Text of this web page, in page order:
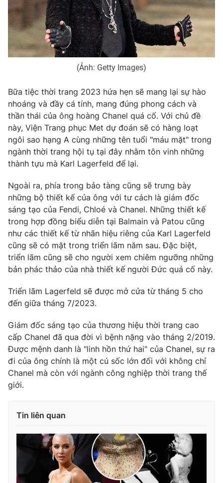
Chuyên mục khác
Emagazine Podcast
Photo Infographic
VTV Money VTV Thể thao
VTV Sức khoẻ Bất động sản
Thị trường 24h Tấm lòng Việt
VTV4 Vươn mình bằng AI
VTV9 VTV8
Liên hệ tòa soạn English
THỜI BÁO VTV
Theo dõi báo trên
Cơ quan chủ quản:
Giấy phép hoạt động báo in và báo điện tử số 483/GP-BTTTT
cấp ngày 29/12/2023
Tổng Biên tập:Vũ Thanh Thủy
Phó Tổng Biên tập:Nguyễn Thị Mỹ Hạnh, Phạm Quốc Thắng,
Nguyễn Trọng Ninh
Tổng đài VTV:024.38 355 931 - 024.38 355 932
(Ảnh: Getty Images)
Bữa tiệc thời trang 2023 hứa hẹn sẽ mang lại sự hào
nhoáng và đầy cá tính, mang đúng phong cách và
thần thái của ông hoàng Chanel quá cố. Với chủ đề
này, Viện Trang phục Met dự đoán sẽ có hàng loạt
ngôi sao hạng A cùng những tên tuổi "máu mặt" trong
ngành thời trang hội tụ tại đây nhằm tôn vinh những
thành tựu mà Karl Lagerfeld để lại.
Ngoài ra, phía trong bảo tàng cũng sẽ trưng bày
những bộ thiết kế của ông với tư cách là giám đốc
sáng tạo của Fendi, Chloé và Chanel. Những thiết kế
trong hợp đồng biểu diễn tại Balmain và Patou cũng
như các thiết kế từ nhãn hiệu riêng của Karl Lagerfeld
cũng sẽ có mặt trong triển lãm năm sau. Đặc biệt,
triển lãm cũng sẽ cho người xem chiêm ngưỡng những
bản phác thảo của nhà thiết kế người Đức quá cố này.
Triển lãm Lagerfeld sẽ được mở cửa từ tháng 5 cho
đến giữa tháng 7/2023.
Giám đốc sáng tạo của thương hiệu thời trang cao
cấp Chanel đã qua đời vì bệnh nặng vào tháng 2/2019.
Được mệnh danh là "linh hồn thứ hai" của Chanel, sự ra
đi của ông chính là một cú sốc lớn đối với không chỉ
Chanel mà còn với ngành công nghiệp thời trang thế
giới.
Tin liên quan